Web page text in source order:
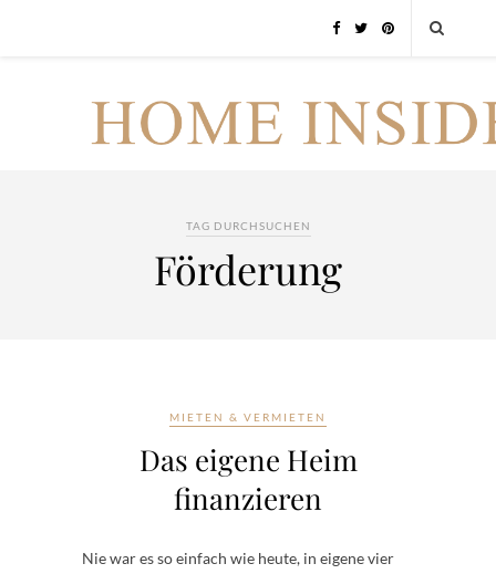
TAG DURCHSUCHEN
Förderung
MIETEN & VERMIETEN
Das eigene Heim
finanzieren
Nie war es so einfach wie heute, in eigene vier